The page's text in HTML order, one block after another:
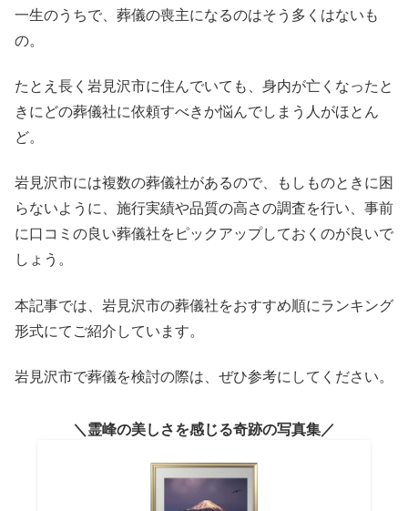
一生のうちで、葬儀の喪主になるのはそう多くはないも
の。
たとえ長く岩見沢市に住んでいても、身内が亡くなったと
きにどの葬儀社に依頼すべきか悩んでしまう人がほとん
ど。
岩見沢市には複数の葬儀社があるので、もしものときに困
らないように、施行実績や品質の高さの調査を行い、事前
に口コミの良い葬儀社をピックアップしておくのが良いで
しょう。
本記事では、岩見沢市の葬儀社をおすすめ順にランキング
形式にてご紹介しています。
岩見沢市で葬儀を検討の際は、ぜひ参考にしてください。
霊峰の美しさを感じる奇跡の写真集